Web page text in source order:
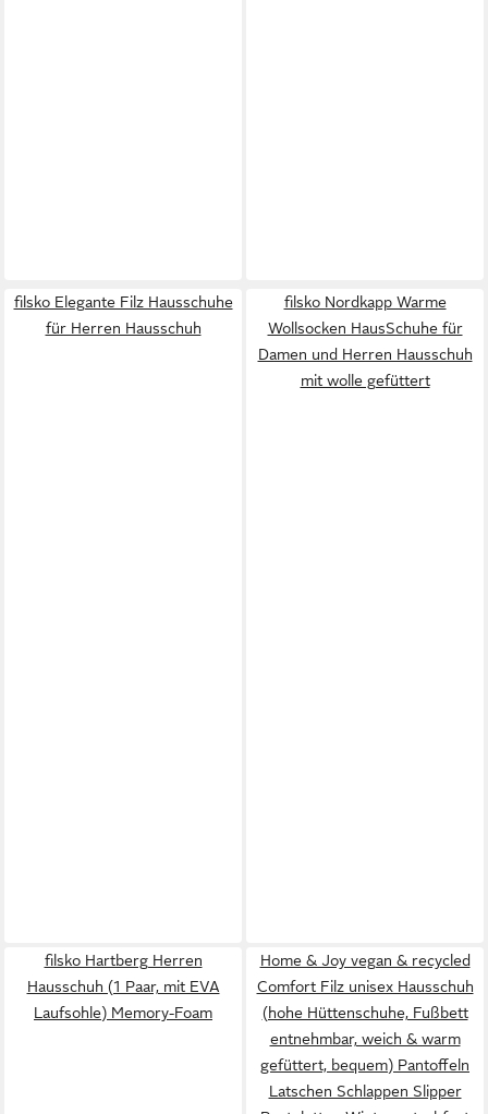
filsko Elegante Filz Hausschuhe
für Herren Hausschuh
filsko Nordkapp Warme
Wollsocken HausSchuhe für
Damen und Herren Hausschuh
mit wolle gefüttert
filsko Hartberg Herren
Hausschuh (1 Paar, mit EVA
Laufsohle) Memory-Foam
Home & Joy vegan & recycled
Comfort Filz unisex Hausschuh
(hohe Hüttenschuhe, Fußbett
entnehmbar, weich & warm
gefüttert, bequem) Pantoffeln
Latschen Schlappen Slipper